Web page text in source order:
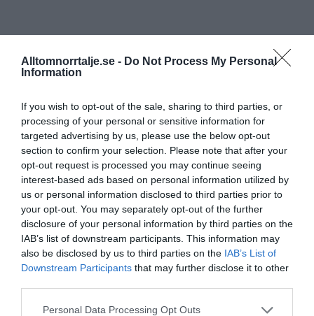
Alltomnorrtalje.se - Do Not Process My Personal
Information
If you wish to opt-out of the sale, sharing to third parties, or
processing of your personal or sensitive information for
targeted advertising by us, please use the below opt-out
section to confirm your selection. Please note that after your
opt-out request is processed you may continue seeing
interest-based ads based on personal information utilized by
us or personal information disclosed to third parties prior to
your opt-out. You may separately opt-out of the further
disclosure of your personal information by third parties on the
IAB’s list of downstream participants. This information may
also be disclosed by us to third parties on the IAB’s List of
Downstream Participants that may further disclose it to other
Personal Data Processing Opt Outs